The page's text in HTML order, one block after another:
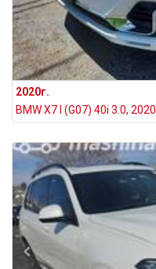
2020г.
BMW X7 I (G07) 40i 3.0, 2020